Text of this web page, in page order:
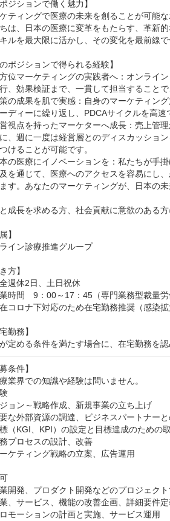
ポジションで働く魅力】
ティングで医療の未来を創ることが可能な
は、日本の医療に変革をもたらす、革新
ルを最大限に活かし、その変化を最前線で
のポジションで得られる経験】
方位マーケティングの実践者へ：オンライ
、効果検証まで、一貫して担当すること
策の成果を肌で実感：自身のマーケティン
ディーに繰り返し、PDCAサイクルを高
営視点を持ったマーケターへ成長：売上管
、週に一度は経営層とのディスカッショ
けることが可能です。
本の医療にイノベーションを：私たちが手
を通じて、医療へのアクセスを容易にし
す。あなたのマーケティングが、日本の未
成長を求める方、社会貢献に意欲のある
】
イン診療推進グループ
方】
全週休2日、土日祝休
業時間　9：00～17：45（専門業務型裁量労
コロナ下対応のため在宅勤務推奨（感染拡
勤務】
定める条件を満たす場合に、在宅勤務を認
条件】
業界での知識や経験は問いません。
ジョン～戦略作成、新規事業の立ち上げ
要な外部資源の調達、ビジネスパートナー
標（KGI、KPI）の設定と目標達成のための
務プロセスの設計、改善
ーケティング戦略の立案、広告運用
業開発、プロダクト開発などのプロジェク
業、サービス、機能の改善企画、詳細要件
ロモーションの計画と実施、サービス運用